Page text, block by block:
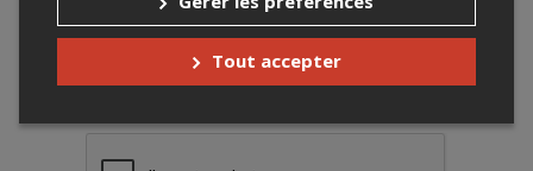
Merci de confirmer que vous n'êtes pas un
Tout accepter